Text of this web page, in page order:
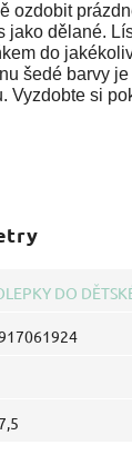
ozdobit
jako dělané.
do
šedé barvy
Vyzdobte si
DO